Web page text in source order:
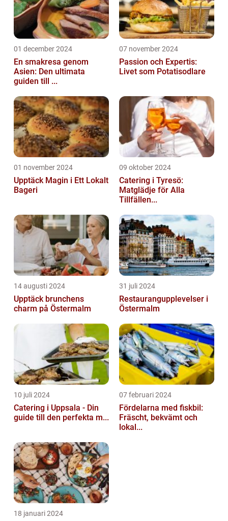
01 december 2024
En smakresa genom
Asien: Den ultimata
guiden till ...
07 november 2024
Passion och Expertis:
Livet som Potatisodlare
01 november 2024
Upptäck Magin i Ett Lokalt
Bageri
09 oktober 2024
Catering i Tyresö:
Matglädje för Alla
Tillfällen...
14 augusti 2024
Upptäck brunchens
charm på Östermalm
31 juli 2024
Restaurangupplevelser i
Östermalm
10 juli 2024
Catering i Uppsala - Din
guide till den perfekta m...
07 februari 2024
Fördelarna med fiskbil:
Fräscht, bekvämt och
lokal...
18 januari 2024